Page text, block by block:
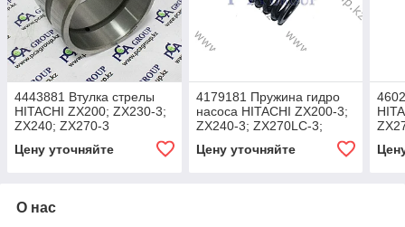
4443881 Втулка стрелы
HITACHI ZX200; ZX230-3;
ZX240; ZX270-3
Цену уточняйте
4179181 Пружина гидро
насоса HITACHI ZX200-3;
ZX240-3; ZX270LC-3;
Цену уточняйте
О нас